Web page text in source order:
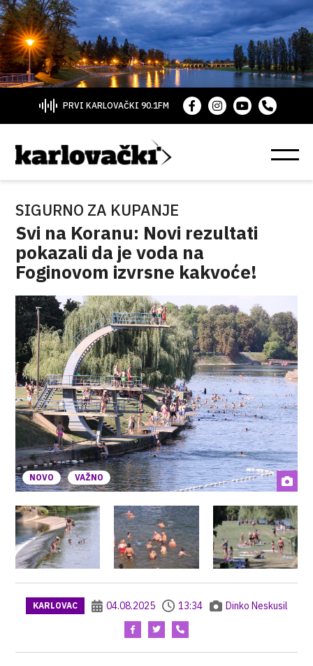
PRVI KARLOVAČKI 90.1FM
SIGURNO ZA KUPANJE
Svi na Koranu: Novi rezultati
pokazali da je voda na
Foginovom izvrsne kakvoće!
NOVO VAŽNO
KARLOVAC 04.08.2025 13:34 Dinko Neskusil